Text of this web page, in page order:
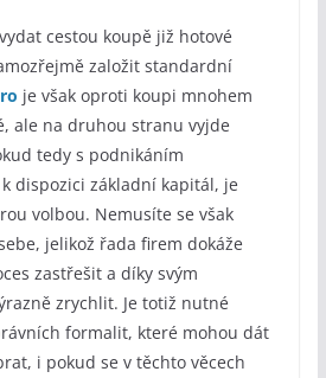
cestou koupě již hotové
založit standardní
je však oproti koupi mnohem
ale na druhou stranu vyjde
tedy s podnikáním
dispozici základní kapitál, je
volbou. Nemusíte se však
jelikož řada firem dokáže
zastřešit a díky svým
zrychlit. Je totiž nutné
formalit, které mohou dát
i pokud se v těchto věcech